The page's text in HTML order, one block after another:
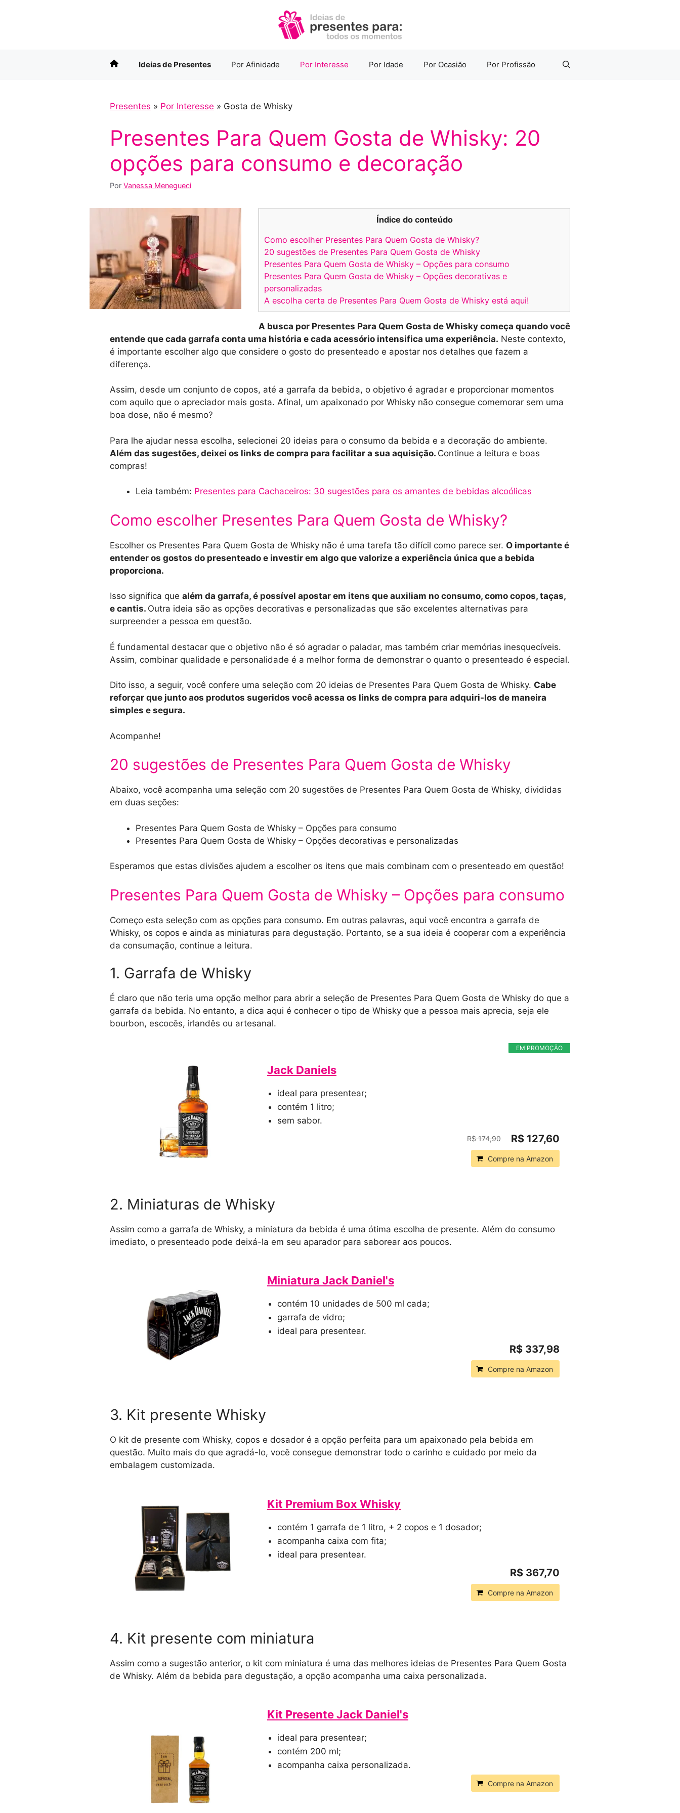
Ideias de Presentes Por Afinidade Por Interesse Por Idade Por Ocasião Por Profissão
Presentes » Por Interesse » Gosta de Whisky
Presentes Para Quem Gosta de Whisky: 20
opções para consumo e decoração
Por Vanessa Menegueci
Índice do conteúdo
Como escolher Presentes Para Quem Gosta de Whisky?
20 sugestões de Presentes Para Quem Gosta de Whisky
Presentes Para Quem Gosta de Whisky – Opções para consumo
Presentes Para Quem Gosta de Whisky – Opções decorativas e
personalizadas
A escolha certa de Presentes Para Quem Gosta de Whisky está aqui!
A busca por Presentes Para Quem Gosta de Whisky começa quando você
entende que cada garrafa conta uma história e cada acessório intensifica uma experiência. Neste contexto,
é importante escolher algo que considere o gosto do presenteado e apostar nos detalhes que fazem a
diferença.
Assim, desde um conjunto de copos, até a garrafa da bebida, o objetivo é agradar e proporcionar momentos
com aquilo que o apreciador mais gosta. Afinal, um apaixonado por Whisky não consegue comemorar sem uma
boa dose, não é mesmo?
Para lhe ajudar nessa escolha, selecionei 20 ideias para o consumo da bebida e a decoração do ambiente.
Além das sugestões, deixei os links de compra para facilitar a sua aquisição. Continue a leitura e boas
compras!
Leia também: Presentes para Cachaceiros: 30 sugestões para os amantes de bebidas alcoólicas
Como escolher Presentes Para Quem Gosta de Whisky?
Escolher os Presentes Para Quem Gosta de Whisky não é uma tarefa tão difícil como parece ser. O importante é
entender os gostos do presenteado e investir em algo que valorize a experiência única que a bebida
proporciona.
Isso significa que além da garrafa, é possível apostar em itens que auxiliam no consumo, como copos, taças,
e cantis. Outra ideia são as opções decorativas e personalizadas que são excelentes alternativas para
surpreender a pessoa em questão.
É fundamental destacar que o objetivo não é só agradar o paladar, mas também criar memórias inesquecíveis.
Assim, combinar qualidade e personalidade é a melhor forma de demonstrar o quanto o presenteado é especial.
Dito isso, a seguir, você confere uma seleção com 20 ideias de Presentes Para Quem Gosta de Whisky. Cabe
reforçar que junto aos produtos sugeridos você acessa os links de compra para adquiri-los de maneira
simples e segura.
Acompanhe!
20 sugestões de Presentes Para Quem Gosta de Whisky
Abaixo, você acompanha uma seleção com 20 sugestões de Presentes Para Quem Gosta de Whisky, divididas
em duas seções:
Presentes Para Quem Gosta de Whisky – Opções para consumo
Presentes Para Quem Gosta de Whisky – Opções decorativas e personalizadas
Esperamos que estas divisões ajudem a escolher os itens que mais combinam com o presenteado em questão!
Presentes Para Quem Gosta de Whisky – Opções para consumo
Começo esta seleção com as opções para consumo. Em outras palavras, aqui você encontra a garrafa de
Whisky, os copos e ainda as miniaturas para degustação. Portanto, se a sua ideia é cooperar com a experiência
da consumação, continue a leitura.
1. Garrafa de Whisky
É claro que não teria uma opção melhor para abrir a seleção de Presentes Para Quem Gosta de Whisky do que a
garrafa da bebida. No entanto, a dica aqui é conhecer o tipo de Whisky que a pessoa mais aprecia, seja ele
bourbon, escocês, irlandês ou artesanal.
EM PROMOÇÃO
Jack Daniels
ideal para presentear;
contém 1 litro;
sem sabor.
R$ 174,90 R$ 127,60
Compre na Amazon
2. Miniaturas de Whisky
Assim como a garrafa de Whisky, a miniatura da bebida é uma ótima escolha de presente. Além do consumo
imediato, o presenteado pode deixá-la em seu aparador para saborear aos poucos.
Miniatura Jack Daniel's
contém 10 unidades de 500 ml cada;
garrafa de vidro;
ideal para presentear.
R$ 337,98
Compre na Amazon
3. Kit presente Whisky
O kit de presente com Whisky, copos e dosador é a opção perfeita para um apaixonado pela bebida em
questão. Muito mais do que agradá-lo, você consegue demonstrar todo o carinho e cuidado por meio da
embalagem customizada.
Kit Premium Box Whisky
contém 1 garrafa de 1 litro, + 2 copos e 1 dosador;
acompanha caixa com fita;
ideal para presentear.
R$ 367,70
Compre na Amazon
4. Kit presente com miniatura
Assim como a sugestão anterior, o kit com miniatura é uma das melhores ideias de Presentes Para Quem Gosta
de Whisky. Além da bebida para degustação, a opção acompanha uma caixa personalizada.
Kit Presente Jack Daniel's
ideal para presentear;
contém 200 ml;
acompanha caixa personalizada.
Compre na Amazon